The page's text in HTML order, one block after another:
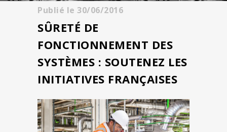
Publié le 30/06/2016
SÛRETÉ DE
FONCTIONNEMENT DES
SYSTÈMES : SOUTENEZ LES
INITIATIVES FRANÇAISES